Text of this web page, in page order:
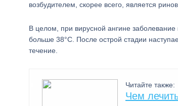
возбудителем, скорее всего, является
В целом, при вирусной ангине
больше 38°С. После острой стадии
течение.
Читайте также:
Чем